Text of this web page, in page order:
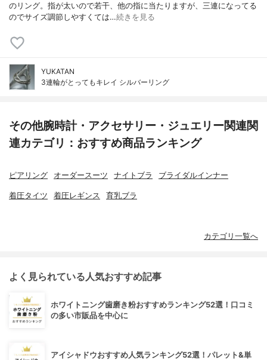
のリング。指が太いので若干、他の指に当たりますが、三連になってる
のでサイズ調節しやすくては…続きを見る
YUKATAN
3連輪がとってもキレイ シルバーリング
その他腕時計・アクセサリー・ジュエリー関連関
連カテゴリ：おすすめ商品ランキング
ピアリング オーダースーツ ナイトブラ ブライダルインナー
着圧タイツ 着圧レギンス 育乳ブラ
カテゴリ一覧へ
よく見られている人気おすすめ記事
ホワイトニング歯磨き粉おすすめランキング52選！口コミ
の多い市販品を中心に
アイシャドウおすすめ人気ランキング52選！パレット&単